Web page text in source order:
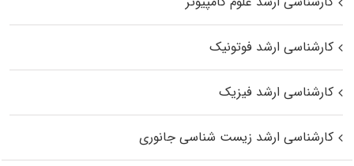
کارشناسی ارشد فوتونیک
کارشناسی ارشد فیزیک
کارشناسی ارشد زیست‌ شناسی جانوری